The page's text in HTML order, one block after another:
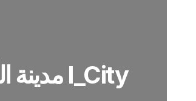
I_City مدينة الأضواء كوالالمبور16